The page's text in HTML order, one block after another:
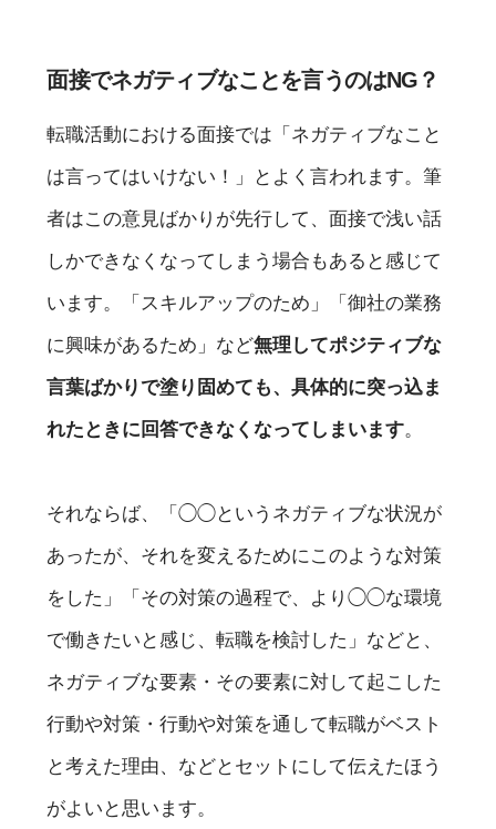
面接でネガティブなことを言うのはNG？
転職活動における面接では「ネガティブなこと
は言ってはいけない！」とよく言われます。筆
者はこの意見ばかりが先行して、面接で浅い話
しかできなくなってしまう場合もあると感じて
います。「スキルアップのため」「御社の業務
に興味があるため」など無理してポジティブな
言葉ばかりで塗り固めても、具体的に突っ込ま
れたときに回答できなくなってしまいます。
それならば、「◯◯というネガティブな状況が
あったが、それを変えるためにこのような対策
をした」「その対策の過程で、より◯◯な環境
で働きたいと感じ、転職を検討した」などと、
ネガティブな要素・その要素に対して起こした
行動や対策・行動や対策を通して転職がベスト
と考えた理由、などとセットにして伝えたほう
がよいと思います。